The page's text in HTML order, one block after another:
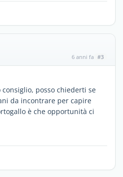
6 anni fa #3
posso chiederti se
da incontrare per capire
è che opportunità ci